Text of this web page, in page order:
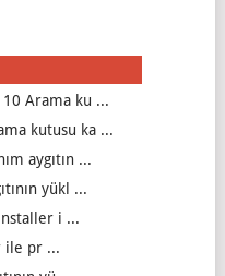
Arama ku ...
kutusu ka ...
aygıtın ...
yükl ...
i ...
ile pr ...